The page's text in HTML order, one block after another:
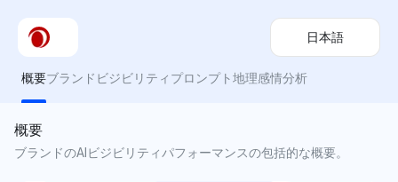
日本語
概要ブランドビジビリティ プロンプト地理感情分析
概要
ブランドのAIビジビリティパフォーマンスの包括的な概要。